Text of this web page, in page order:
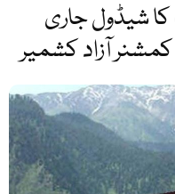
شیڈول جاری
آزاد کشمیر